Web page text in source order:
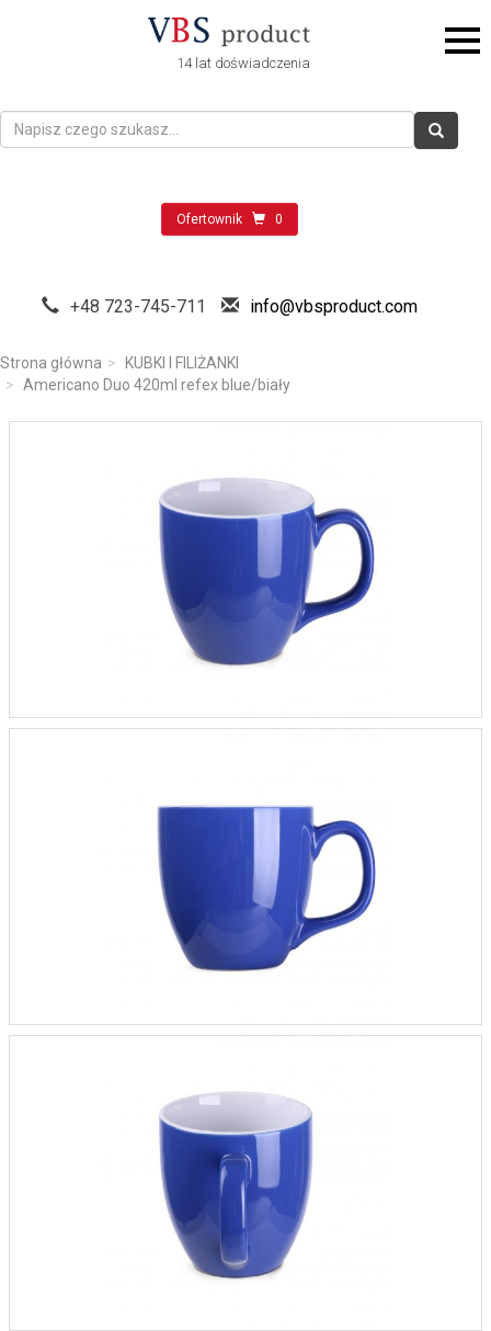
14 lat doświadczenia
Ofertownik 0
+48 723-745-711 info@vbsproduct.com
Strona główna
KUBKI I FILIŻANKI
Americano Duo 420ml refex blue/biały